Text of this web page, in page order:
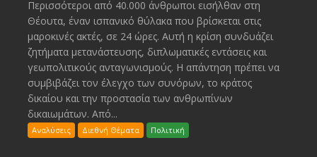
Περισσότεροι από 40.000 άνθρωποι εισήλθαν στη
Θέουτα, έναν ισπανικό θύλακα που βρίσκεται στις
μαροκινές ακτές, σε 24 ώρες. Αυτή η κρίση συνδυάζει
ζητήματα μετανάστευσης, διπλωματικές εντάσεις και
γεωπολιτικούς ανταγωνισμούς. Η απάντηση πρέπει να
συμβιβάζει τον έλεγχο των συνόρων, το κράτος
δικαίου και την προστασία των ανθρωπίνων
δικαιωμάτων. Από...
Αναλύσεις Διεθνή Θέματα Πολιτική